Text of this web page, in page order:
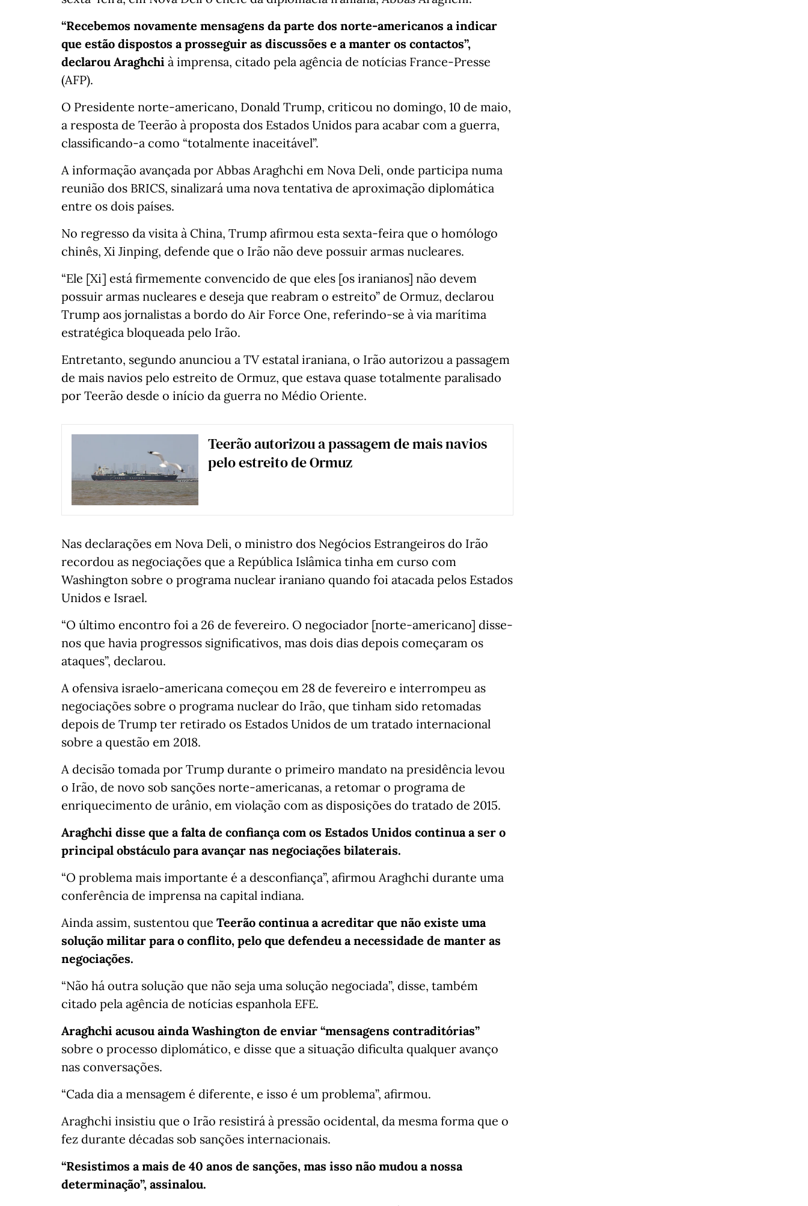
“Recebemos novamente mensagens da parte dos norte-americanos a indicar
que estão dispostos a prosseguir as discussões e a manter os contactos”,
declarou Araghchi à imprensa, citado pela agência de notícias France-Presse
(AFP).
O Presidente norte-americano, Donald Trump, criticou no domingo, 10 de maio,
a resposta de Teerão à proposta dos Estados Unidos para acabar com a guerra,
classificando-a como “totalmente inaceitável”.
A informação avançada por Abbas Araghchi em Nova Deli, onde participa numa
reunião dos BRICS, sinalizará uma nova tentativa de aproximação diplomática
entre os dois países.
No regresso da visita à China, Trump afirmou esta sexta-feira que o homólogo
chinês, Xi Jinping, defende que o Irão não deve possuir armas nucleares.
“Ele [Xi] está firmemente convencido de que eles [os iranianos] não devem
possuir armas nucleares e deseja que reabram o estreito” de Ormuz, declarou
Trump aos jornalistas a bordo do Air Force One, referindo-se à via marítima
estratégica bloqueada pelo Irão.
Entretanto, segundo anunciou a TV estatal iraniana, o Irão autorizou a passagem
de mais navios pelo estreito de Ormuz, que estava quase totalmente paralisado
por Teerão desde o início da guerra no Médio Oriente.
Teerão autorizou a passagem de mais navios
pelo estreito de Ormuz
Nas declarações em Nova Deli, o ministro dos Negócios Estrangeiros do Irão
recordou as negociações que a República Islâmica tinha em curso com
Washington sobre o programa nuclear iraniano quando foi atacada pelos Estados
Unidos e Israel.
“O último encontro foi a 26 de fevereiro. O negociador [norte-americano] disse-
nos que havia progressos significativos, mas dois dias depois começaram os
ataques”, declarou.
A ofensiva israelo-americana começou em 28 de fevereiro e interrompeu as
negociações sobre o programa nuclear do Irão, que tinham sido retomadas
depois de Trump ter retirado os Estados Unidos de um tratado internacional
sobre a questão em 2018.
A decisão tomada por Trump durante o primeiro mandato na presidência levou
o Irão, de novo sob sanções norte-americanas, a retomar o programa de
enriquecimento de urânio, em violação com as disposições do tratado de 2015.
Araghchi disse que a falta de confiança com os Estados Unidos continua a ser o
principal obstáculo para avançar nas negociações bilaterais.
“O problema mais importante é a desconfiança”, afirmou Araghchi durante uma
conferência de imprensa na capital indiana.
Ainda assim, sustentou que Teerão continua a acreditar que não existe uma
solução militar para o conflito, pelo que defendeu a necessidade de manter as
negociações.
“Não há outra solução que não seja uma solução negociada”, disse, também
citado pela agência de notícias espanhola EFE.
Araghchi acusou ainda Washington de enviar “mensagens contraditórias”
sobre o processo diplomático, e disse que a situação dificulta qualquer avanço
nas conversações.
“Cada dia a mensagem é diferente, e isso é um problema”, afirmou.
Araghchi insistiu que o Irão resistirá à pressão ocidental, da mesma forma que o
fez durante décadas sob sanções internacionais.
“Resistimos a mais de 40 anos de sanções, mas isso não mudou a nossa
determinação”, assinalou.